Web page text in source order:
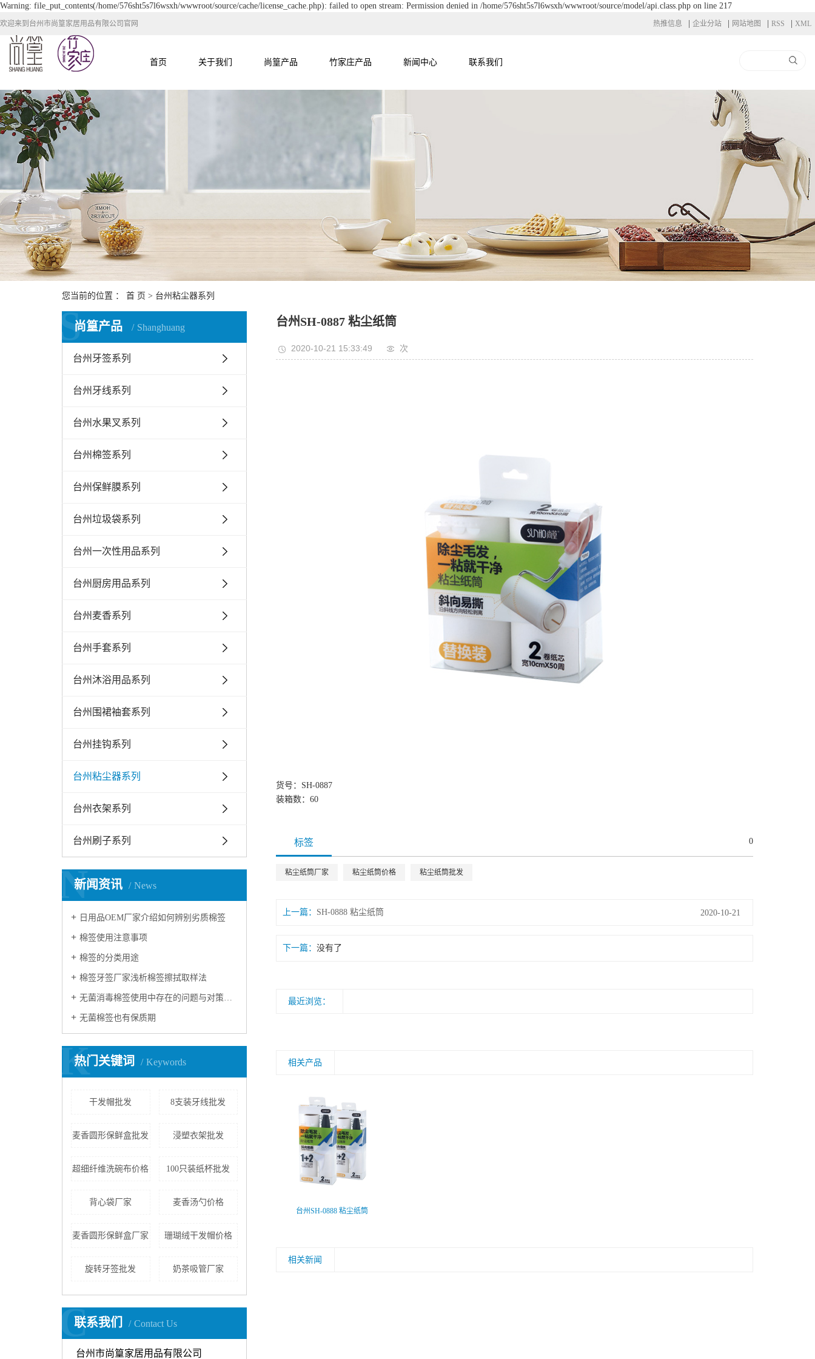
Warning: file_put_contents(/home/576sht5s7l6wsxh/wwwroot/source/cache/license_cache.php): failed to open stream: Permission denied in /home/576sht5s7l6wsxh/wwwroot/source/model/api.class.php on line 217
欢迎来到台州市尚篁家居用品有限公司官网 热推信息 企业分站 网站地图 RSS XML
首页 关于我们 尚篁产品 竹家庄产品 新闻中心 联系我们
您当前的位置 ： 首 页 > 台州粘尘器系列
尚篁产品 Shanghuang
S
台州牙签系列
台州牙线系列
台州水果叉系列
台州棉签系列
台州保鲜膜系列
台州垃圾袋系列
台州一次性用品系列
台州厨房用品系列
台州麦香系列
台州手套系列
台州沐浴用品系列
台州围裙袖套系列
台州挂钩系列
台州粘尘器系列
台州衣架系列
台州刷子系列
新闻资讯 News
N
日用品OEM厂家介绍如何辨别劣质棉签
棉签使用注意事项
棉签的分类用途
棉签牙签厂家浅析棉签擦拭取样法
无菌消毒棉签使用中存在的问题与对策研究
无菌棉签也有保质期
热门关键词 Keywords
K
干发帽批发 8支装牙线批发
麦香圆形保鲜盒批发 浸塑衣架批发
超细纤维洗碗布价格 100只装纸杯批发
背心袋厂家 麦香汤勺价格
麦香圆形保鲜盒厂家 珊瑚绒干发帽价格
旋转牙签批发 奶茶吸管厂家
联系我们 Contact Us
C
台州市尚篁家居用品有限公司
台州SH-0887 粘尘纸筒
2020-10-21 15:33:49 次
货号：SH-0887
装箱数：60
标签 0
粘尘纸筒厂家 粘尘纸筒价格 粘尘纸筒批发
上一篇： SH-0888 粘尘纸筒 2020-10-21
下一篇： 没有了
最近浏览：
相关产品
台州SH-0888 粘尘纸筒
相关新闻